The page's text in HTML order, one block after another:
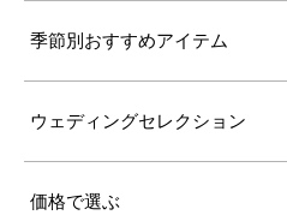
季節別おすすめアイテム
ウェディングセレクション
価格で選ぶ